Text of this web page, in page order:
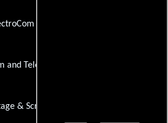
Automation
and Television Commission
& Screen Travel